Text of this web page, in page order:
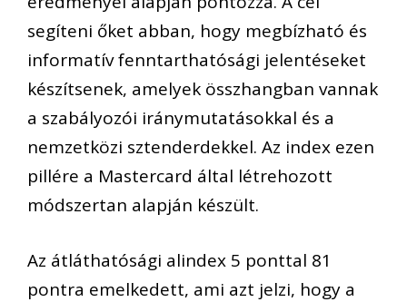
segíteni őket abban, hogy megbízható és
informatív fenntarthatósági jelentéseket
készítsenek, amelyek összhangban vannak
a szabályozói iránymutatásokkal és a
nemzetközi sztenderdekkel. Az index ezen
pillére a Mastercard által létrehozott
módszertan alapján készült.
Az átláthatósági alindex 5 ponttal 81
pontra emelkedett, ami azt jelzi, hogy a